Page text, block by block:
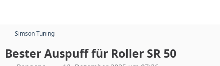
Simson Tuning
Bester Auspuff für Roller SR 50